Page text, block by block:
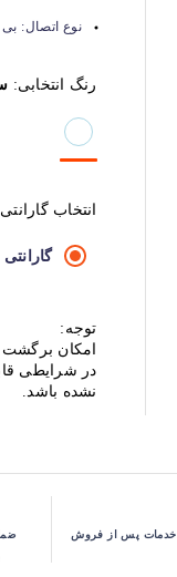
نوع اتصال:
رنگ انتخابی:
انتخاب
گارانتی 12 ماهه توسن سیستم (تسکو)
توجه:
امکان برگشت
در شرایطی
نشده باشد.
خدمات پس از فروش